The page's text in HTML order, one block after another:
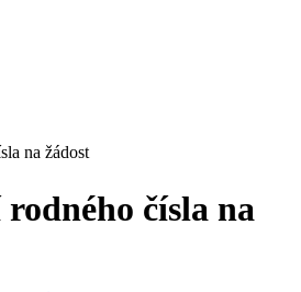
na žádost
čísla na